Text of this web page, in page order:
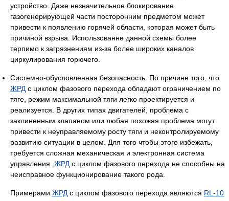
устройство. Даже незначительное блокирование
газогенерирующей части посторонним предметом может
привести к появлению горячей области, которая может быть
причиной взрыва. Использованне данной схемы более
терпимо к загрязнениям из-за более широких каналов
циркулирования горючего.
Системно-обусловленная безопасность. По причине того, что
ЖРДс циклом фазового перехода обладают ограничением по
тяге, режим максимальной тяги легко проектируется и
реализуется. В других типах двигателей, проблема с
заклиненным клапаном или любая похожая проблема могут
привести к неуправляемому росту тяги и неконтролируемому
развитию ситуации в целом. Для того чтобы этого избежать,
требуется сложная механическая и электронная система
управления. ЖРДс циклом фазового перехода не способны на
неисправное функционирование такого рода.
Примерами ЖРДс циклом фазового перехода являются RL-10